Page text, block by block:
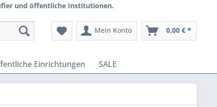
und öffentliche Institutionen.
Mein Konto 0,00 € *
Einrichtungen SALE